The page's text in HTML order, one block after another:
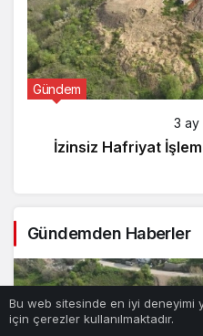
Gündem
3 ay
İzinsiz Hafriyat
Gündemden Haberler
Bu web sitesinde en iyi deneyimi
için çerezler kullanılmaktadır.